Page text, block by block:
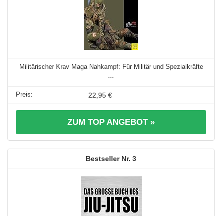
Militärischer Krav Maga Nahkampf: Für Militär und Spezialkräfte
22,95 €
ZUM TOP ANGEBOT »
3